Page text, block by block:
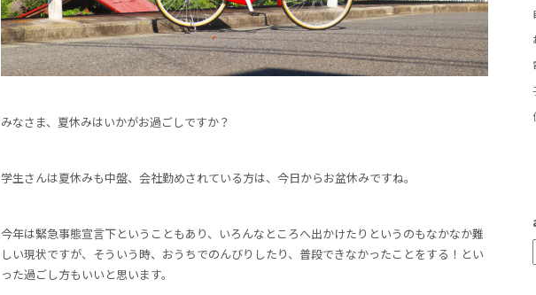
みなさま、夏休みはいかがお過ごしですか？
学生さんは夏休みも中盤、会社勤めされている方は、今日からお盆休みですね。
今年は緊急事態宣言下ということもあり、いろんなところへ出かけたりというのもなかなか難
しい現状ですが、そういう時、おうちでのんびりしたり、普段できなかったことをする！とい
った過ごし方もいいと思います。